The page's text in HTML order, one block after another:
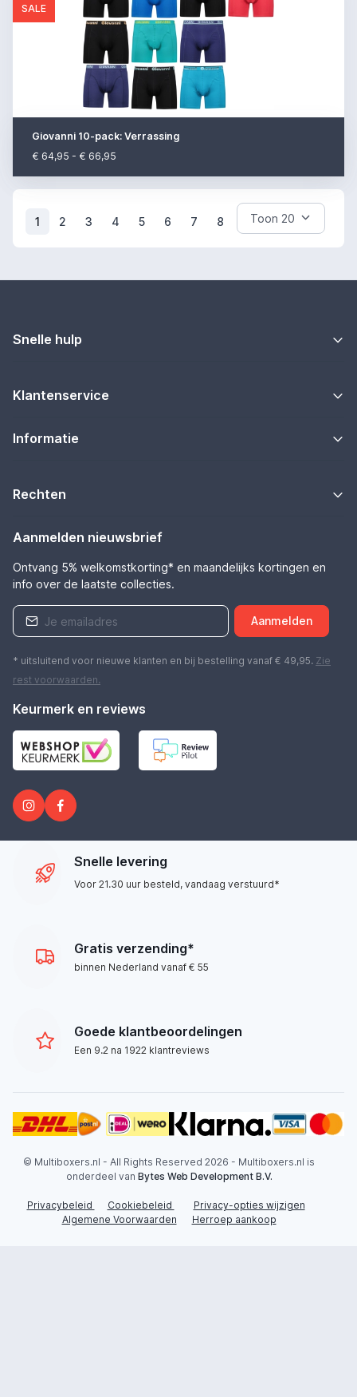
SALE
Giovanni 10-pack: Verrassing
€ 64,95 - € 66,95
1 (current)
2 3 4 5 6 7 8
Snelle hulp
Klantenservice
Informatie
Rechten
Aanmelden nieuwsbrief
Ontvang 5% welkomstkorting* en maandelijks kortingen en
info over de laatste collecties.
Aanmelden
* uitsluitend voor nieuwe klanten en bij bestelling vanaf € 49,95. Zie
rest voorwaarden.
Keurmerk en reviews
Snelle levering
Voor 21.30 uur besteld, vandaag verstuurd*
Gratis verzending*
binnen Nederland vanaf € 55
Goede klantbeoordelingen
Een 9.2 na 1922 klantreviews
© Multiboxers.nl - All Rights Reserved 2026 - Multiboxers.nl is
onderdeel van Bytes Web Development B.V.
Privacybeleid Cookiebeleid
Privacy-opties wijzigen
Algemene Voorwaarden
Herroep aankoop